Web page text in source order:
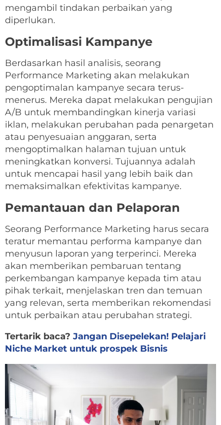
mengambil tindakan perbaikan yang
diperlukan.
Optimalisasi Kampanye
Berdasarkan hasil analisis, seorang
Performance Marketing akan melakukan
pengoptimalan kampanye secara terus-
menerus. Mereka dapat melakukan pengujian
A/B untuk membandingkan kinerja variasi
iklan, melakukan perubahan pada penargetan
atau penyesuaian anggaran, serta
mengoptimalkan halaman tujuan untuk
meningkatkan konversi. Tujuannya adalah
untuk mencapai hasil yang lebih baik dan
memaksimalkan efektivitas kampanye.
Pemantauan dan Pelaporan
Seorang Performance Marketing harus secara
teratur memantau performa kampanye dan
menyusun laporan yang terperinci. Mereka
akan memberikan pembaruan tentang
perkembangan kampanye kepada tim atau
pihak terkait, menjelaskan tren dan temuan
yang relevan, serta memberikan rekomendasi
untuk perbaikan atau perubahan strategi.
Tertarik baca? Jangan Disepelekan! Pelajari
Niche Market untuk prospek Bisnis